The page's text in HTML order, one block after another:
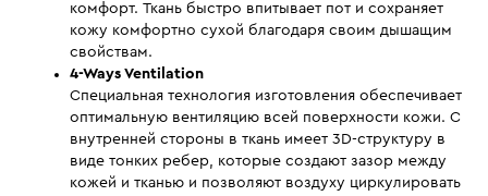
комфорт. Ткань быстро впитывает пот и сохраняет
кожу комфортно сухой благодаря своим дышащим
свойствам.
4-Ways Ventilation
Специальная технология изготовления обеспечивает
оптимальную вентиляцию всей поверхности кожи. С
внутренней стороны в ткань имеет 3D-структуру в
виде тонких ребер, которые создают зазор между
кожей и тканью и позволяют воздуху циркулировать